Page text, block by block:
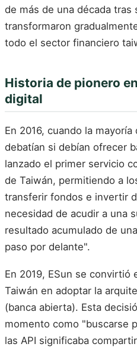
de más de una década tras
transformaron
todo el sector financiero
Historia de pionero
digital
En 2016, cuando la
debatían si debían ofrecer
lanzado el primer servicio
de Taiwán, permitiendo a
transferir fondos e invertir
necesidad de acudir a una
resultado acumulado de
paso por delante".
En 2019, ESun se convirtió
Taiwán en adoptar la
(banca abierta). Esta
momento como "buscarse
las API significaba